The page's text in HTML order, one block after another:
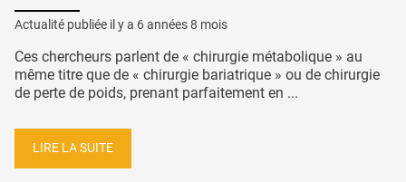
Actualité publiée il y a 6 années 8 mois
Ces chercheurs parlent de « chirurgie métabolique » au
même titre que de « chirurgie bariatrique » ou de chirurgie
de perte de poids, prenant parfaitement en ...
LIRE LA SUITE